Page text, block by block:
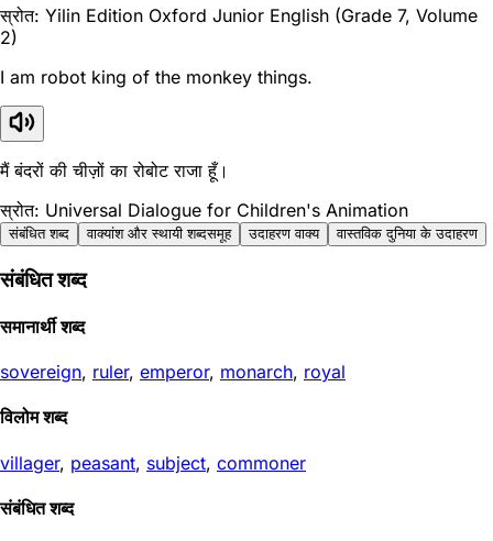
स्रोत: Yilin Edition Oxford Junior English (Grade 7, Volume
2)
I am robot king of the monkey things.
मैं बंदरों की चीज़ों का रोबोट राजा हूँ।
स्रोत: Universal Dialogue for Children's Animation
संबंधित शब्द वाक्यांश और स्थायी शब्दसमूह उदाहरण वाक्य वास्तविक दुनिया के उदाहरण
संबंधित शब्द
समानार्थी शब्द
sovereign, ruler, emperor, monarch, royal
विलोम शब्द
villager, peasant, subject, commoner
संबंधित शब्द